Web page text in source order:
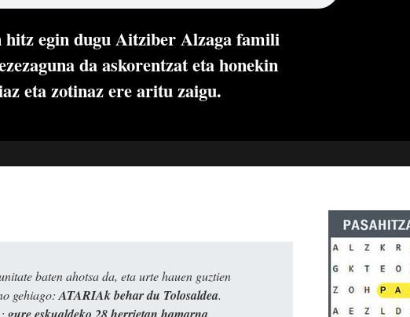
egin dugu Aitziber Alzaga famili
da askorentzat eta honekin
eta zotinaz ere aritu zaigu.
baten ahotsa da, eta urte hauen guztien
gehiago: ATARIAk behar du Tolosaldea.